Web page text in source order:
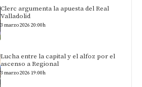
Clerc argumenta la apuesta del Real
Valladolid
3 marzo 2026 20:00h
Lucha entre la capital y el alfoz por el
ascenso a Regional
3 marzo 2026 19:00h